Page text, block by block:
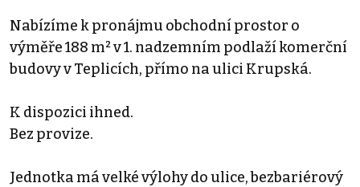
Nabízíme k pronájmu obchodní prostor o
výměře 188 m² v 1. nadzemním podlaží komerční
budovy v Teplicích, přímo na ulici Krupská.
K dispozici ihned.
Bez provize.
Jednotka má velké výlohy do ulice, bezbariérový